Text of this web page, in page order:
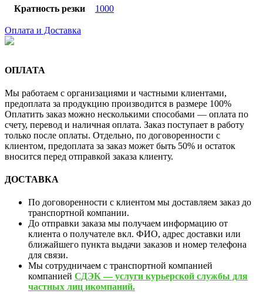
Кратность резки 1000
Оплата и Доставка
ОПЛАТА
Мы работаем с организациями и частными клиентами,
предоплата за продукцию производится в размере 100%
Оплатить заказ можно несколькими способами — оплата по
счету, перевод и наличная оплата. Заказ поступает в работу
только после оплаты. Отдельно, по договоренности с
клиентом, предоплата за заказ может быть 50% и остаток
вносится перед отправкой заказа клиенту.
ДОСТАВКА
По договоренности с клиентом мы доставляем заказ до
транспортной компании.
До отправки заказа мы получаем информацию от
клиента о получателе вкл. ФИО, адрес доставки или
ближайшего пункта выдачи заказов и номер телефона
для связи.
Мы сотрудничаем с транспортной компанией
компанией СДЭК — услуги курьерской службы для
частных лиц икомпаний.